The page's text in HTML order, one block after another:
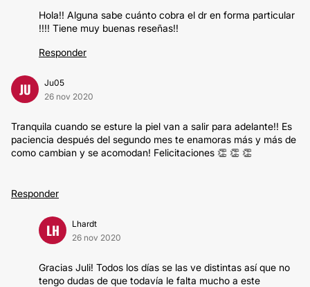
Hola!! Alguna sabe cuánto cobra el dr en forma particular
!!!! Tiene muy buenas reseñas!!
Responder
JU
Ju05
26 nov 2020
Tranquila cuando se esture la piel van a salir para adelante!! Es
paciencia después del segundo mes te enamoras más y más de
como cambian y se acomodan! Felicitaciones 👏 👏 👏
Responder
LH
Lhardt
26 nov 2020
Gracias Juli! Todos los días se las ve distintas así que no
tengo dudas de que todavía le falta mucho a este